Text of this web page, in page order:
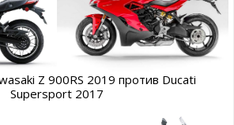
Z 900RS 2019 против Ducati
Supersport 2017